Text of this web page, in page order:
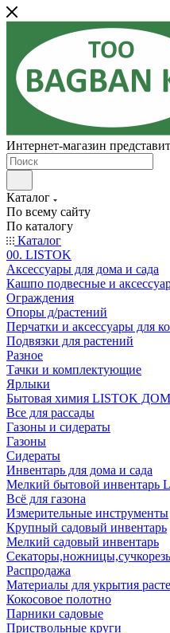
Интернет-магазин
Каталог
По всему сайту
По каталогу
Каталог
00. LISTOK
Аксессуары для дома и сада
Кашпо подвесные и
Ограждения
Опоры д/растений
Перчатки и аксессуары для
Подвязки для растений
Разное
Тачки и комплектующие
Ярлыки
Бытовая химия LISTOK ДОМ
Все для рассады
Газоны и сидераты
Газоны
Сидераты
Инвентарь для дома и сада
Мелкий бытовой
Всё для газона
Измерительные инструменты
Крупный садовый инвентарь
Мелкий садовый инвентарь
Распродажа
Материалы для укрытия
Кокосовое полотно
Парники садовые
Приствольные круги